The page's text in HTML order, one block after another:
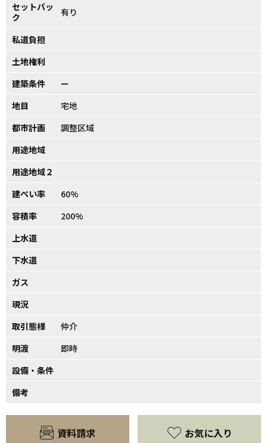
セットバッ
ク
有り
私道負担
土地権利
建築条件
ー
地目
宅地
都市計画
調整区域
用途地域
用途地域２
建ぺい率
60%
容積率
200%
上水道
下水道
ガス
現況
取引態様
仲介
明渡
即時
設備・条件
備考
資料請求 お気に入り